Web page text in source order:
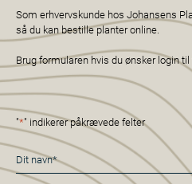
Som erhvervskunde hos Johansens
så du kan bestille planter online.
Brug formularen hvis du ønsker login
"*" indikerer påkrævede felter
Navn
*